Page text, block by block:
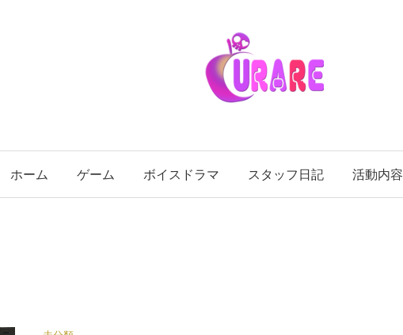
ホーム ゲーム ボイスドラマ スタッフ日記 活動内容